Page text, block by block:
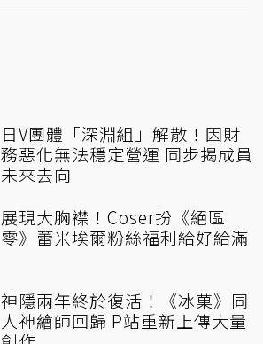
日V團體「深淵組」解散！因財
務惡化無法穩定營運 同步揭成員
未來去向
展現大胸襟！Coser扮《絕區
零》蕾米埃爾粉絲福利給好給滿
神隱兩年終於復活！《冰菓》同
人神繪師回歸 P站重新上傳大量